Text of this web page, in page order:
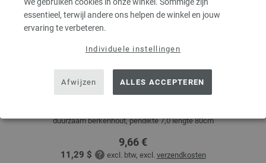
essentieel, terwijl andere ons helpen de winkel en jouw
ervaring te verbeteren.
Individuele instellingen
Afwijzen ALLES ACCEPTEREN
7,0/80cm
duurzaam berkenhout, pendikte 7,0 lengte 80cm
9,66 €
11,29 $ excl. btw, excl. verzendkosten